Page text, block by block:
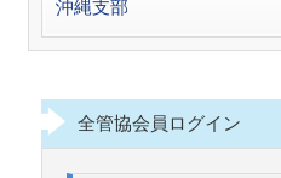
沖縄支部
全管協会員ログイン